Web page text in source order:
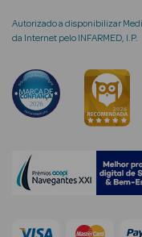
Ver Tudo
Cosmética
Hidratantes
Creme de
Autorizado a disponibilizar
da Internet pelo INFARMED, I.P.